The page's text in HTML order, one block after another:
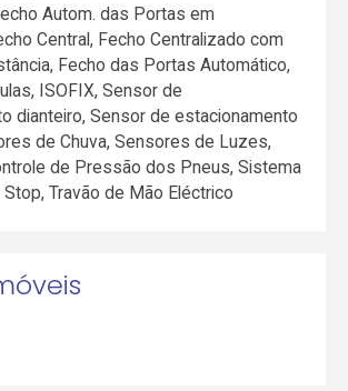
Autom. das Portas em
Central, Fecho Centralizado com
Fecho das Portas Automático,
ISOFIX, Sensor de
dianteiro, Sensor de estacionamento
de Chuva, Sensores de Luzes,
de Pressão dos Pneus, Sistema
Stop, Travão de Mão Eléctrico